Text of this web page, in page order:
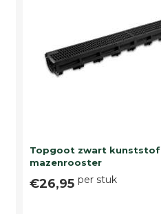
Topgoot zwart kunststof
mazenrooster
€26,95 per stuk